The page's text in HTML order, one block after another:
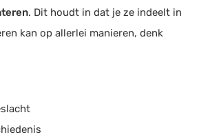
. Dit houdt in dat je ze indeelt in
kan op allerlei manieren, denk